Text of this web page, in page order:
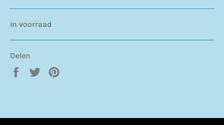
In voorraad
Delen
Delen
Twitteren